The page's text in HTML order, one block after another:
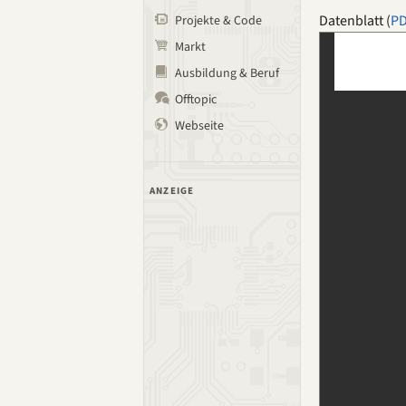
Projekte & Code
Markt
Ausbildung & Beruf
Offtopic
Webseite
ANZEIGE
Datenblatt (